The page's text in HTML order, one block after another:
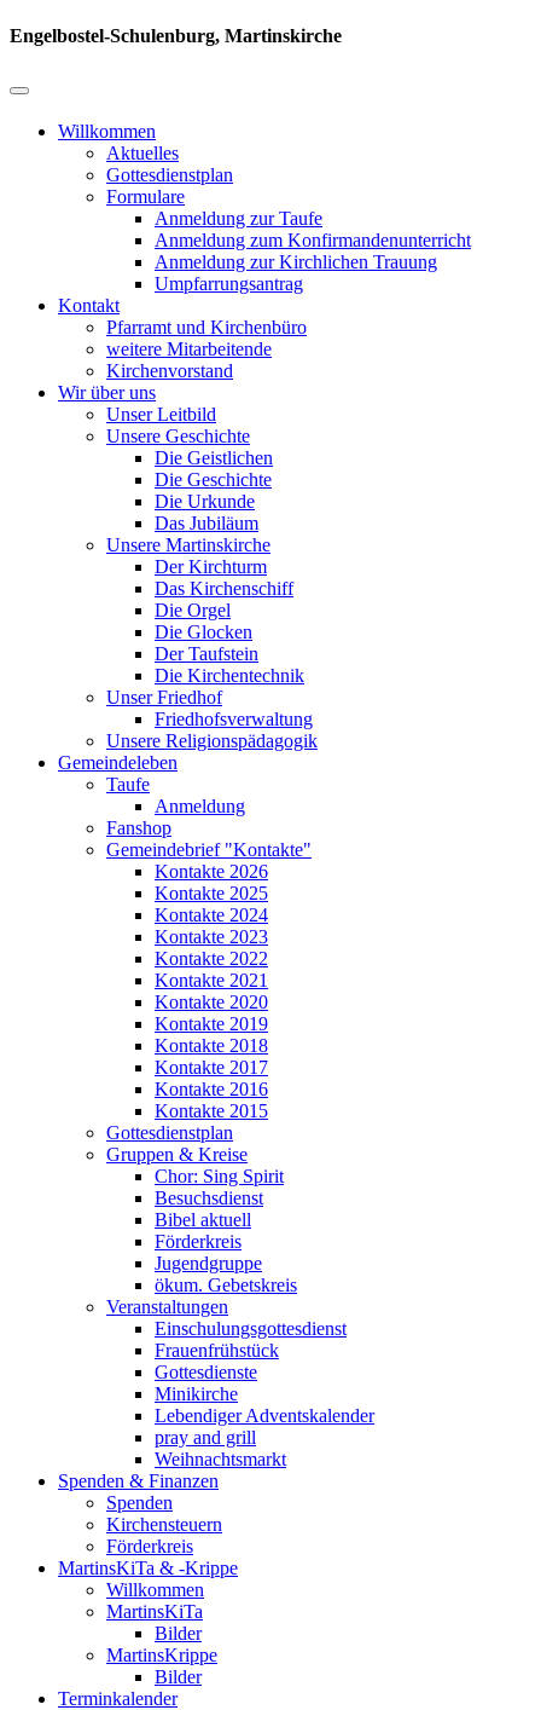
Engelbostel-Schulenburg, Martinskirche
Willkommen
Aktuelles
Gottesdienstplan
Formulare
Anmeldung zur Taufe
Anmeldung zum Konfirmandenunterricht
Anmeldung zur Kirchlichen Trauung
Umpfarrungsantrag
Kontakt
Pfarramt und Kirchenbüro
weitere Mitarbeitende
Kirchenvorstand
Wir über uns
Unser Leitbild
Unsere Geschichte
Die Geistlichen
Die Geschichte
Die Urkunde
Das Jubiläum
Unsere Martinskirche
Der Kirchturm
Das Kirchenschiff
Die Orgel
Die Glocken
Der Taufstein
Die Kirchentechnik
Unser Friedhof
Friedhofsverwaltung
Unsere Religionspädagogik
Gemeindeleben
Taufe
Anmeldung
Fanshop
Gemeindebrief "Kontakte"
Kontakte 2026
Kontakte 2025
Kontakte 2024
Kontakte 2023
Kontakte 2022
Kontakte 2021
Kontakte 2020
Kontakte 2019
Kontakte 2018
Kontakte 2017
Kontakte 2016
Kontakte 2015
Gottesdienstplan
Gruppen & Kreise
Chor: Sing Spirit
Besuchsdienst
Bibel aktuell
Förderkreis
Jugendgruppe
ökum. Gebetskreis
Veranstaltungen
Einschulungsgottesdienst
Frauenfrühstück
Gottesdienste
Minikirche
Lebendiger Adventskalender
pray and grill
Weihnachtsmarkt
Spenden & Finanzen
Spenden
Kirchensteuern
Förderkreis
MartinsKiTa & -Krippe
Willkommen
MartinsKiTa
Bilder
MartinsKrippe
Bilder
Terminkalender